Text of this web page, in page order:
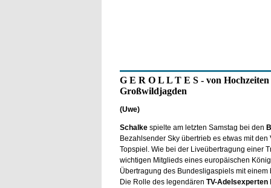
G E R O L L T E S - von
Großwildjagden
(Uwe)
Schalkespielte am letzten Samstag bei den
Bezahlsender Sky übertrieb es etwas mit den
Topspiel. Wie bei der Liveübertragung einer
wichtigen Mitglieds eines europäischen
Übertragung des Bundesligaspiels mit einem
Die Rolle des legendären TV-Adelsexperten